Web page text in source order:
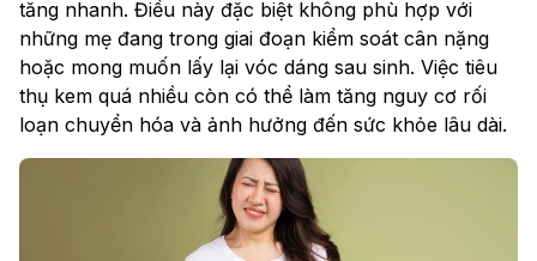
tăng nhanh. Điều này đặc biệt không phù hợp với
những mẹ đang trong giai đoạn kiểm soát cân nặng
hoặc mong muốn lấy lại vóc dáng sau sinh. Việc tiêu
thụ kem quá nhiều còn có thể làm tăng nguy cơ rối
loạn chuyển hóa và ảnh hưởng đến sức khỏe lâu dài.